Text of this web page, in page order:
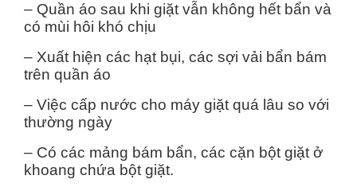
– Quần áo sau khi giặt vẫn không hết bẩn và
có mùi hôi khó chịu
– Xuất hiện các hạt bụi, các sợi vải bẩn bám
trên quần áo
– Việc cấp nước cho máy giặt quá lâu so với
thường ngày
– Có các mảng bám bẩn, các cặn bột giặt ở
khoang chứa bột giặt.